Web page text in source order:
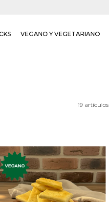
VEGANO Y VEGETARIANO
19 artículos